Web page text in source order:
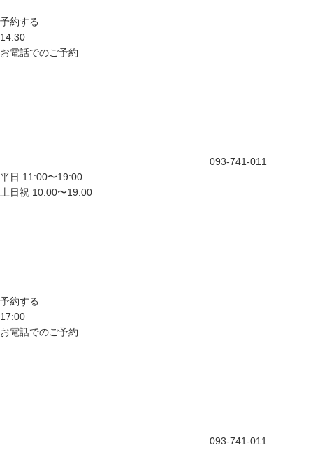
予約する
14:30
お電話でのご予約
093-741-011
平日 11:00〜19:00
土日祝 10:00〜19:00
予約する
17:00
お電話でのご予約
093-741-011